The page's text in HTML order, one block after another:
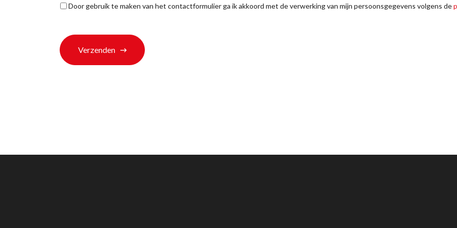
*
Privacyverklaring *
Door gebruik te maken van het contactformulier ga ik akkoord met de verwerking van mijn persoonsgegevens volgens de
Verzenden